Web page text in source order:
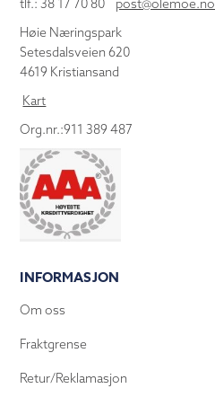
tlf.: 38 17 70 80 post@olemoe.no
Høie Næringspark
Setesdalsveien 620
4619 Kristiansand
Kart
Org.nr.:911 389 487
INFORMASJON
Om oss
Fraktgrense
Retur/Reklamasjon